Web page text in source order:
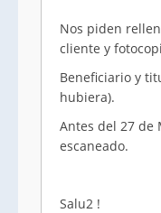
Nos piden
cliente y
Beneficiario y
hubiera).
Antes del 27 de
escaneado.
Salu2 !